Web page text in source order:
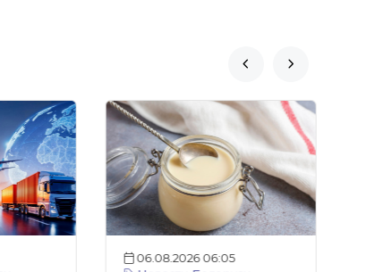
 
06.08.2026 06:05